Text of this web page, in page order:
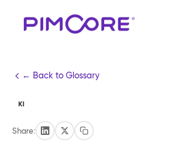
← Back to Glossary
KI
Share: